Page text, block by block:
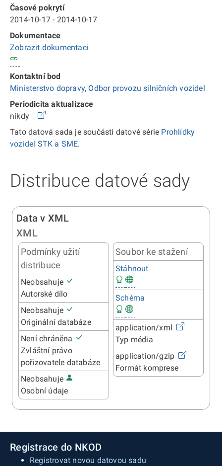
Časové pokrytí
2014-10-17 - 2014-10-17
Dokumentace
Zobrazit dokumentaci
Kontaktní bod
Ministerstvo dopravy, Odbor provozu silničních vozidel
Periodicita aktualizace
nikdy
Tato datová sada je součástí datové série Prohlídky
vozidel STK a SME.
Distribuce datové sady
Data v XML
XML
Podmínky užití
distribuce
Neobsahuje
Autorské dílo
Neobsahuje
Originální databáze
Není chráněna
Zvláštní právo
pořizovatele databáze
Neobsahuje
Osobní údaje
Soubor ke stažení
Stáhnout
Schéma
application/xml
Typ média
application/gzip
Formát komprese
Registrace do NKOD
Registrovat novou datovou sadu